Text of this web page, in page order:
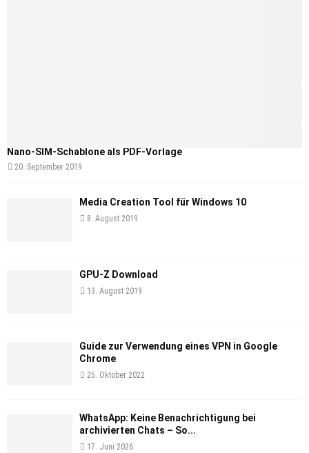
Nano-SIM-Schablone als PDF-Vorlage
20. September 2019
Media Creation Tool für Windows 10
8. August 2019
GPU-Z Download
13. August 2019
Guide zur Verwendung eines VPN in Google
Chrome
25. Oktober 2022
WhatsApp: Keine Benachrichtigung bei
archivierten Chats – So...
17. Juni 2026